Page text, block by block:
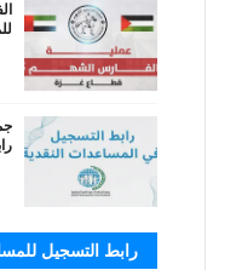
رابط التسجيل